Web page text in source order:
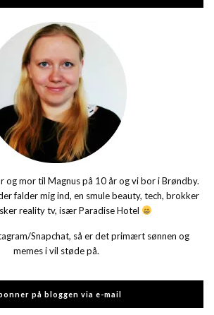
og mor til Magnus på 10 år og vi bor i Brøndby.
falder mig ind, en smule beauty, tech, brokker
reality tv, især Paradise Hotel
Snapchat, så er det primært sønnen og
memes i vil støde på.
på bloggen via e-mail